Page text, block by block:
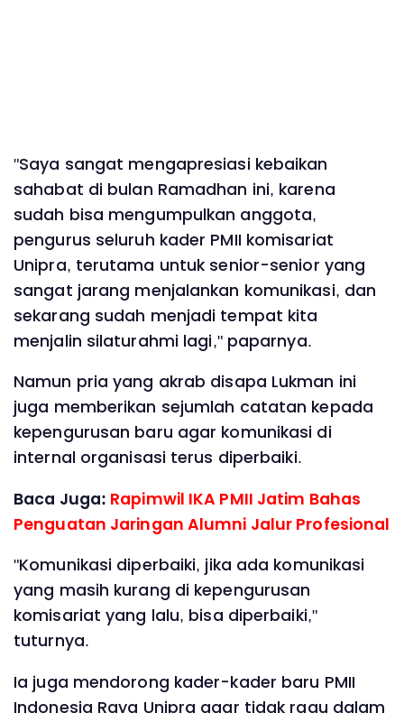
‎"Saya sangat mengapresiasi kebaikan
sahabat di bulan Ramadhan ini, karena
sudah bisa mengumpulkan anggota,
pengurus seluruh kader PMII komisariat
Unipra, terutama untuk senior-senior yang
sangat jarang menjalankan komunikasi, dan
sekarang sudah menjadi tempat kita
menjalin silaturahmi lagi," paparnya.
‎Namun pria yang akrab disapa Lukman ini
juga memberikan sejumlah catatan kepada
kepengurusan baru agar komunikasi di
internal organisasi terus diperbaiki.
Baca Juga: Rapimwil IKA PMII Jatim Bahas
Penguatan Jaringan Alumni Jalur Profesional
‎"Komunikasi diperbaiki, jika ada komunikasi
yang masih kurang di kepengurusan
komisariat yang lalu, bisa diperbaiki,"
tuturnya.
‎Ia juga mendorong kader-kader baru PMII
Indonesia Raya Unipra agar tidak ragu dalam